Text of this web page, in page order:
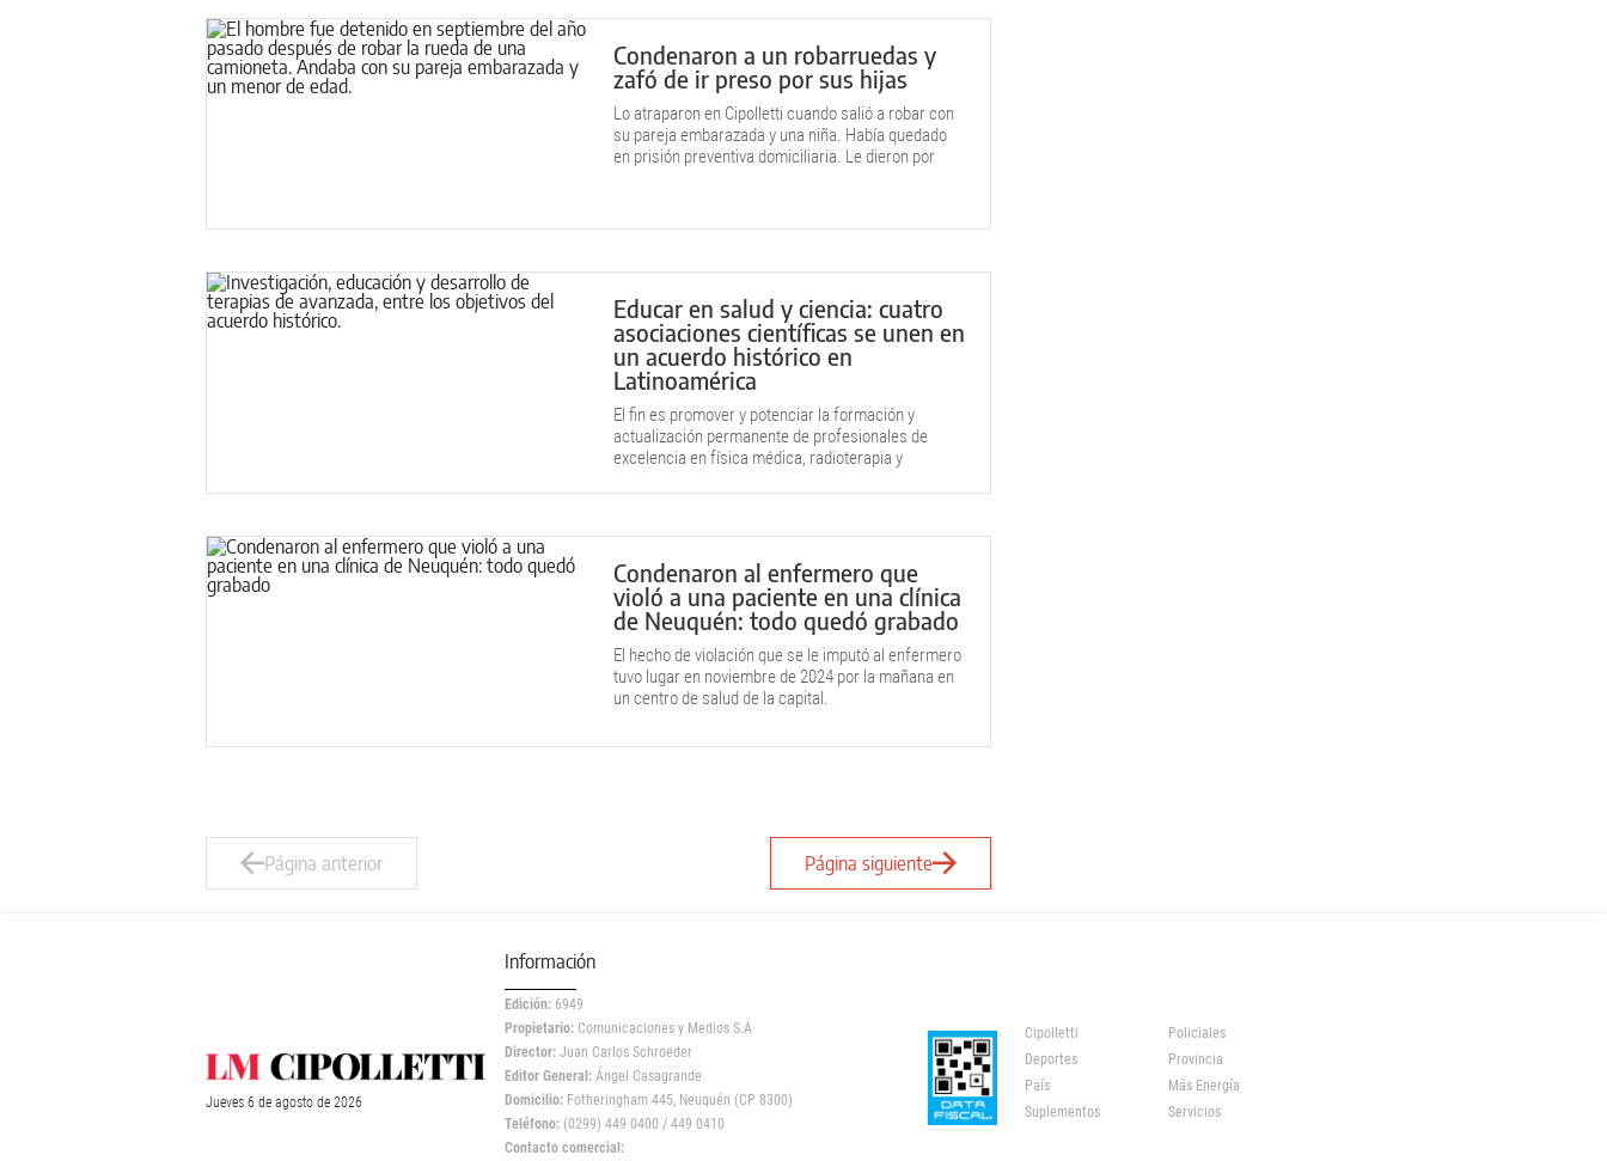
Condenaron a un robarruedas y
zafó de ir preso por sus hijas
Lo atraparon en Cipolletti cuando salió a robar con
su pareja embarazada y una niña. Había quedado
en prisión preventiva domiciliaria. Le dieron por
Educar en salud y ciencia: cuatro
asociaciones científicas se unen en
un acuerdo histórico en
Latinoamérica
El fin es promover y potenciar la formación y
actualización permanente de profesionales de
excelencia en física médica, radioterapia y
Condenaron al enfermero que
violó a una paciente en una clínica
de Neuquén: todo quedó grabado
El hecho de violación que se le imputó al enfermero
tuvo lugar en noviembre de 2024 por la mañana en
un centro de salud de la capital.
Página anterior Página siguiente
Jueves 6 de agosto de 2026
Información
Edición: 6949
Propietario: Comunicaciones y Medios S.A
Director: Juan Carlos Schroeder
Editor General: Ángel Casagrande
Domicilio: Fotheringham 445, Neuquén (CP 8300)
Teléfono: (0299) 449 0400 / 449 0410
Contacto comercial:
Cipolletti
Policiales
Deportes
Provincia
País
Más Energía
Suplementos
Servicios